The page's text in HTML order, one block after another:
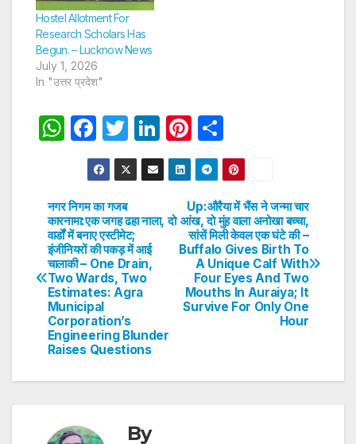
Hostel Allotment For
Research Scholars Has
Begun. – Lucknow News
July 1, 2026
In "उत्तर प्रदेश"
W
s
A
p
p
F
a
c
e
b
o
o
k
T
w
itt
er
Li
n
k
dI
Pi
nt
er
e
st
h
ar
e
Post
navigation
Up:औरैया में भैंस ने जन्मा चार
आंख, दो मुंह वाला अनोखा बच्चा,
सांसें मिली केवल एक घंटे की –
Buffalo Gives Birth To
A Unique Calf With
Four Eyes And Two
Mouths In Auraiya; It
Survive For Only One
Hour
नगर निगम का गजब
कारनामा:एक जगह ढहा नाला, दो
वार्डों में बनाए एस्टीमेट;
इंजीनियरों की पकड़ में आई
चालाकी – One Drain,
Two Wards, Two
Estimates: Agra
Municipal
Corporation’s
Engineering Blunder
Raises Questions
By